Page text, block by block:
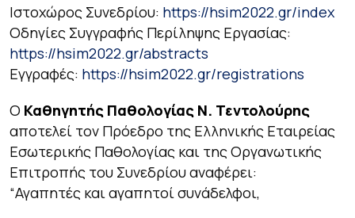
Ιστοχώρος Συνεδρίου: https://hsim2022.gr/index
Οδηγίες Συγγραφής Περίληψης Εργασίας:
https://hsim2022.gr/abstracts
Εγγραφές: https://hsim2022.gr/registrations
Ο Καθηγητής Παθολογίας Ν. Τεντολούρης
αποτελεί τον Πρόεδρο της Ελληνικής Εταιρείας
Εσωτερικής Παθολογίας και της Οργανωτικής
Επιτροπής του Συνεδρίου αναφέρει:
“Αγαπητές και αγαπητοί συνάδελφοι,